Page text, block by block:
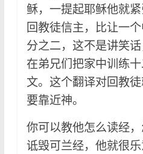
稣，一提起耶稣他就
回教徒信主，比让一
分之二，这不是讲笑
在弟兄们把家中训练
文。这个翻译对回教
要靠近神。
你可以教他怎么读经
诋毁可兰经，他就很乐